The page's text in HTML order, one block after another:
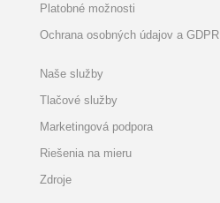
Platobné možnosti
Ochrana osobných údajov a GDPR
Naše služby
Tlačové služby
Marketingová podpora
Riešenia na mieru
Zdroje